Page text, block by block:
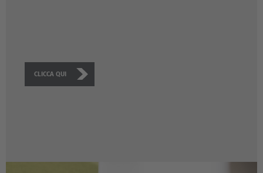
CLICCA QUI